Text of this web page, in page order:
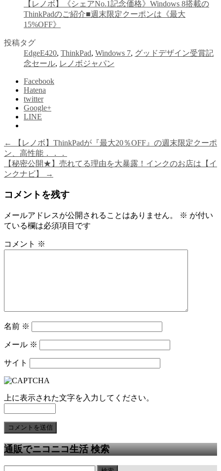
【レノボ】《シェアNo.1記念価格》Windows 8搭載の
ThinkPadのご紹介■週末限定クーポンは《最大
15%OFF》
投稿タグ
EdgeE420, ThinkPad, Windows 7, グッドデザイン受賞記
念セール, レノボジャパン
Facebook
Hatena
twitter
Google+
LINE
←
【レノボ】ThinkPadが『最大20％OFF』の週末限定クーポ
ン、高性能．．．
【秘密公開★】売れてる理由を大暴露！インクのお店は【イ
ンクナビ】
→
コメントを残す
メールアドレスが公開されることはありません。 ※ が付い
ている欄は必須項目です
コメント ※
名前 ※
メール ※
サイト
上に表示された文字を入力してください。
通販でニコニコ生活 検索